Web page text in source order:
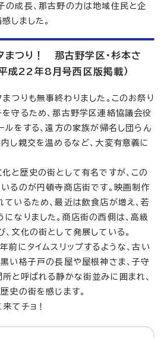
の成長、那古野の力は地域住民と企
しました。
まつり！ 那古野学区・杉本さ
成22年8月号西区版掲載）
つりも無事終わりました。このお祭り
守るため、那古野学区連絡協議会役
をする、遠方の家族が帰名し団らん
し親交を温めるなど、大変有意義に
と歴史の街として有名ですが、この
るのが円頓寺商店街です。映画制作
いるため、最近は飲食店が増え、若
なりました。商店街の西側は、高級
文化の街として発展している。
にタイムスリップするような、古い
い格子戸の長屋や屋根神さま、子守
と呼ばれる静かな街並みに囲まれ、
史の街を感じます。
てチョ！